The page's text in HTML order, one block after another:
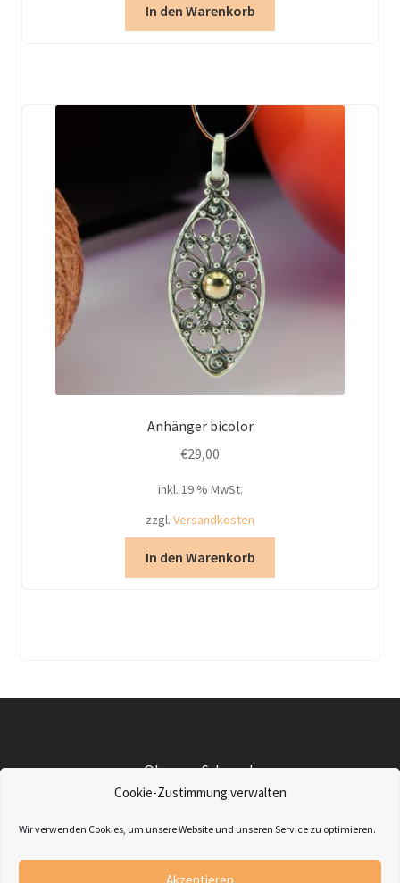
Cookie-Zustimmung verwalten
Wir verwenden Cookies, um unsere Website und unseren Service zu optimieren.
Akzeptieren
In den Warenkorb
Anhänger bicolor
€29,00
inkl. 19 % MwSt.
zzgl. Versandkosten
In den Warenkorb
©Lampu-Schmuck
Datenschutz|Widerrufsbelehrung
Friedenstraße 8 - 79189 Bad Krozingen
Telefon: 07633-3798